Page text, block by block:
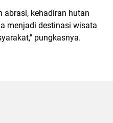
abrasi, kehadiran hutan
menjadi destinasi wisata
pungkasnya.